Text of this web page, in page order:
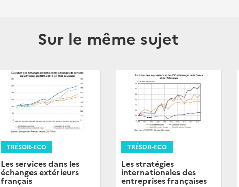
Sur le même sujet
TRÉSOR-ECO
Les services dans les
échanges extérieurs
français
TRÉSOR-ECO
Les stratégies
internationales des
entreprises françaises